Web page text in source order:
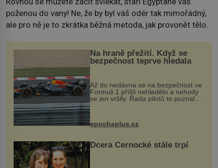
poženou do vany! Ne, že by byl váš odér tak mimořádný,
ale pro ně je to zkrátka běžná metoda, jak provonět tělo.
Na hraně přežití. Když se
bezpečnost teprve hledala
Až do nedávna se na bezpečnost ve
Formuli 1 příliš nehledělo a nehody
se jen vršily. Řada pilotů to poznala
na vlastní kůži, často s trvalými
následky nebo bohužel i ztrátou
života. Dnes nepochopiteln...
epochaplus.cz
Dcera Černocké stále trpí